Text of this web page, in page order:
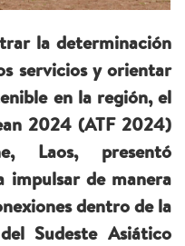
la determinación
servicios y orientar
en la región, el
2024 (ATF 2024)
Laos, presentó
impulsar de manera
dentro de la
Sudeste Asiático